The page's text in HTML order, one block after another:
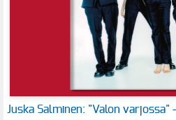
Juska Salminen: "Valon varjossa"